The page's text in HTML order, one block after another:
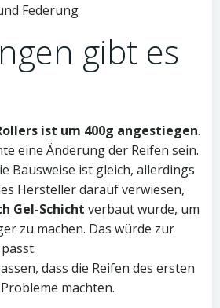
Federung
gibt es
ist um 400g angestiegen.
eine Änderung der Reifen sein.
Bausweise ist gleich, allerdings
Hersteller darauf verwiesen,
Gel-Schicht verbaut wurde, um
zu machen. Das würde zur
dass die Reifen des ersten
machten.